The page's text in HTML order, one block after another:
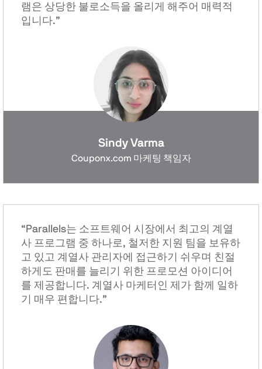
램은 상당한 불로소득을 올리게 해주어 매력적
입니다.”
Sindy Varma
Couponx.com 마케팅 책임자
“Parallels는 소프트웨어 시장에서 최고의 계열
사 프로그램 중 하나로, 철저한 지원 팀을 보유하
고 있고 계열사 관리자에 접근하기 쉬우며 친절
하게도 판매를 늘리기 위한 프로모션 아이디어
를 제공합니다. 계열사 마케터인 제가 함께 일하
기 매우 편합니다.”